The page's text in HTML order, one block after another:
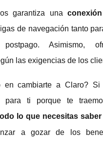
garantiza una
de navegación tanto
Asimismo,
las exigencias de los
en cambiarte a Claro?
para ti porque te
lo que necesitas
a gozar de los